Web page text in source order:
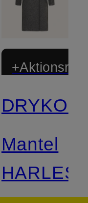
Mantel